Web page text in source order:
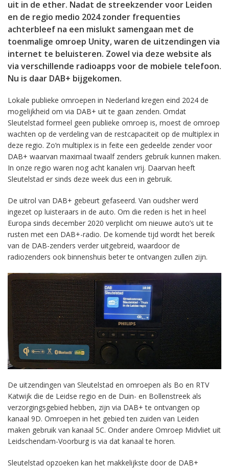
uit in de ether. Nadat de streekzender voor Leiden
en de regio medio 2024 zonder frequenties
achterbleef na een mislukt samengaan met de
toenmalige omroep Unity, waren de uitzendingen via
internet te beluisteren. Zowel via deze website als
via verschillende radioapps voor de mobiele telefoon.
Nu is daar DAB+ bijgekomen.
Lokale publieke omroepen in Nederland kregen eind 2024 de
mogelijkheid om via DAB+ uit te gaan zenden. Omdat
Sleutelstad formeel geen publieke omroep is, moest de omroep
wachten op de verdeling van de restcapaciteit op de multiplex in
deze regio. Zo’n multiplex is in feite een gedeelde zender voor
DAB+ waarvan maximaal twaalf zenders gebruik kunnen maken.
In onze regio waren nog acht kanalen vrij. Daarvan heeft
Sleutelstad er sinds deze week dus een in gebruik.
De uitrol van DAB+ gebeurt gefaseerd. Van oudsher werd
ingezet op luisteraars in de auto. Om die reden is het in heel
Europa sinds december 2020 verplicht om nieuwe auto’s uit te
rusten met een DAB+-radio. De komende tijd wordt het bereik
van de DAB-zenders verder uitgebreid, waardoor de
radiozenders ook binnenshuis beter te ontvangen zullen zijn.
De uitzendingen van Sleutelstad en omroepen als Bo en RTV
Katwijk die de Leidse regio en de Duin- en Bollenstreek als
verzorgingsgebied hebben, zijn via DAB+ te ontvangen op
kanaal 9D. Omroepen in het gebied ten zuiden van Leiden
maken gebruik van kanaal 5C. Onder andere Omroep Midvliet uit
Leidschendam-Voorburg is via dat kanaal te horen.
Sleutelstad opzoeken kan het makkelijkste door de DAB+